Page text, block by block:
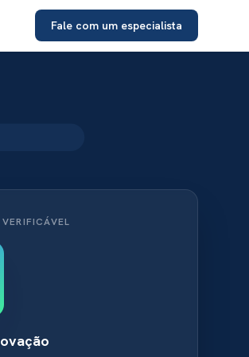
Fale com um especialista